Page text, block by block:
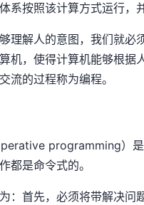
系按照该计算方式运行，
理解人的意图，我们就必
机，使得计算机能够根据
流的过程称为编程。
programming）
都是命令式的。
：首先，必须将带解决问